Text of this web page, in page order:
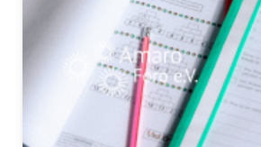
Internationale Jugendarbeit
Abgeschlossene Projekte
Materialien